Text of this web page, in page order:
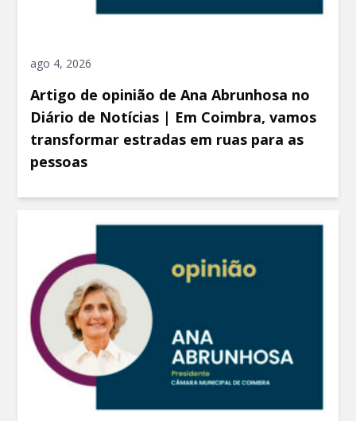
ago 4, 2026
Artigo de opinião de Ana Abrunhosa no
Diário de Notícias | Em Coimbra, vamos
transformar estradas em ruas para as
pessoas